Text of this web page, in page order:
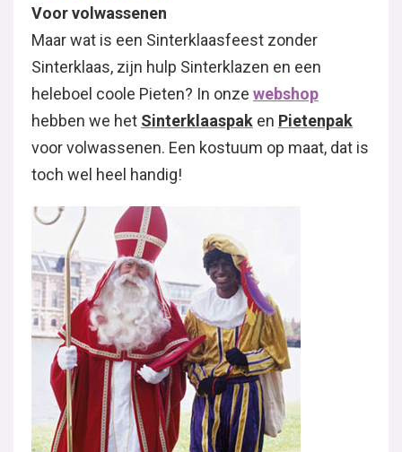
Voor volwassenen
Maar wat is een Sinterklaasfeest zonder
Sinterklaas, zijn hulp Sinterklazen en een
heleboel coole Pieten? In onze webshop
hebben we het Sinterklaaspak en Pietenpak
voor volwassenen. Een kostuum op maat, dat is
toch wel heel handig!